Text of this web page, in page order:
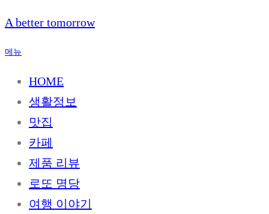
내
으
A better tomorrow
메뉴
HOME
생활정보
맛집
카페
제품 리뷰
로또 명당
여행 이야기